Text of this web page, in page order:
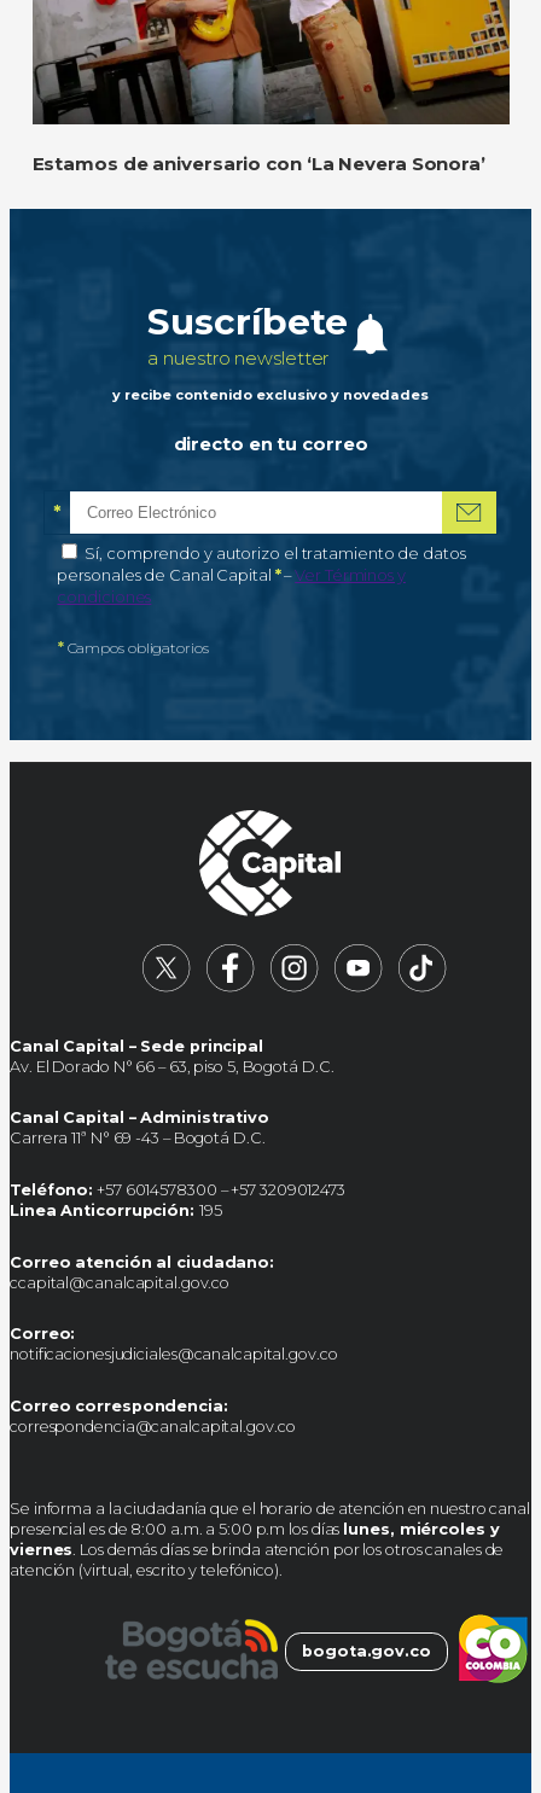
Estamos de aniversario con ‘La Nevera Sonora’
Suscríbete
a nuestro newsletter
y recibe contenido exclusivo y novedades
directo en tu correo
Correo electrónico
*Campo obligatorio
Autorización de tratamiento de datos personales
Sí, comprendo y autorizo el tratamiento de datos
personales de Canal Capital *–Campo obligatorio
Ver Términos y
condiciones
*Campos obligatorios
Canal Capital – Sede principal
Av. El Dorado N° 66 – 63, piso 5, Bogotá D.C.
Canal Capital – Administrativo
Carrera 11ª N° 69 -43 – Bogotá D.C.
Teléfono: +57 6014578300 – +57 3209012473
Linea Anticorrupción: 195
Correo atención al ciudadano:
ccapital@canalcapital.gov.co
Correo:
notificacionesjudiciales@canalcapital.gov.co
Correo correspondencia:
correspondencia@canalcapital.gov.co
Se informa a la ciudadanía que el horario de atención en nuestro canal
presencial es de 8:00 a.m. a 5:00 p.m los días lunes, miércoles y
viernes. Los demás días se brinda atención por los otros canales de
atención (virtual, escrito y telefónico).
bogota.gov.co